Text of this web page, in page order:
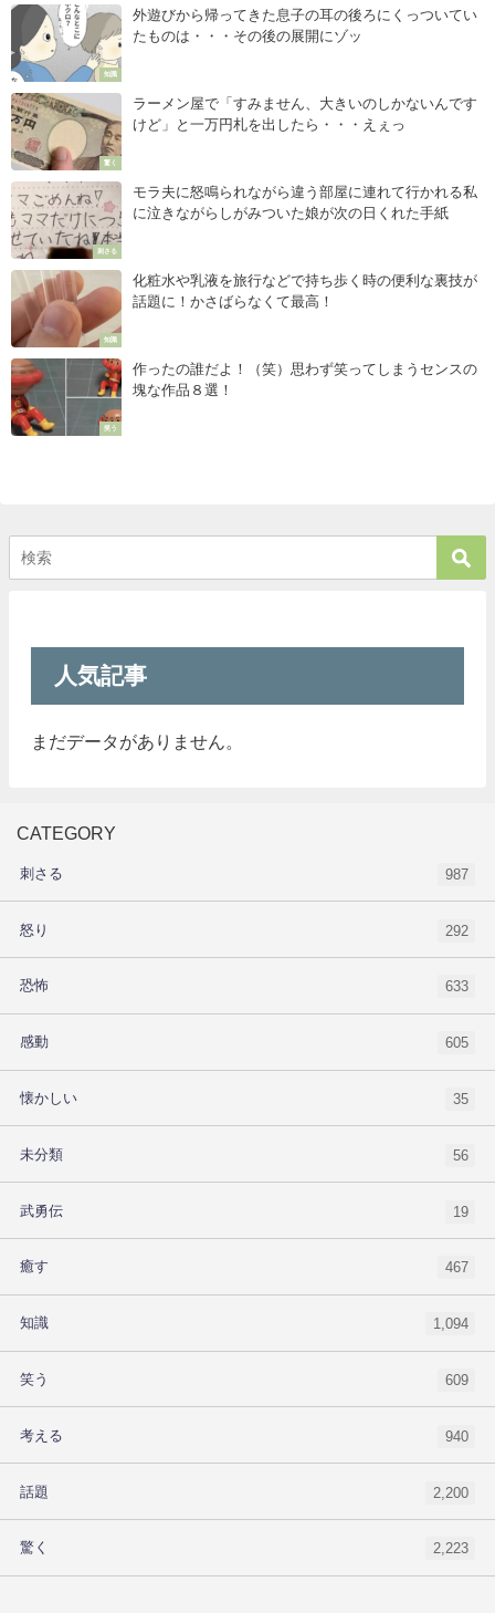
知識
外遊びから帰ってきた息子の耳の後ろにくっついてい
たものは・・・その後の展開にゾッ
驚く
ラーメン屋で「すみません、大きいのしかないんです
けど」と一万円札を出したら・・・えぇっ
刺さる
モラ夫に怒鳴られながら違う部屋に連れて行かれる私
に泣きながらしがみついた娘が次の日くれた手紙
知識
化粧水や乳液を旅行などで持ち歩く時の便利な裏技が
話題に！かさばらなくて最高！
笑う
作ったの誰だよ！（笑）思わず笑ってしまうセンスの
塊な作品８選！
人気記事
まだデータがありません。
CATEGORY
刺さる 987
怒り 292
恐怖 633
感動 605
懐かしい 35
未分類 56
武勇伝 19
癒す 467
知識 1,094
笑う 609
考える 940
話題 2,200
驚く 2,223